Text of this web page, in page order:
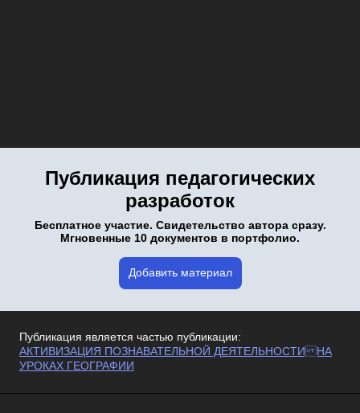
Публикация педагогических
разработок
Бесплатное участие. Свидетельство автора сразу.
Мгновенные 10 документов в портфолио.
Добавить материал
Публикация является частью публикации:
АКТИВИЗАЦИЯ ПОЗНАВАТЕЛЬНОЙ ДЕЯТЕЛЬНОСТИ НА
УРОКАХ ГЕОГРАФИИ